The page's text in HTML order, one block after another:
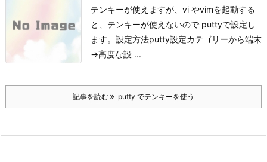
テンキーが使えますが、 vi やvimを起動する
と、テンキーが使えないので puttyで設定し
ます。 設定方法putty設定カテゴリーから端末
→高度な設 ...
記事を読む putty でテンキーを使う